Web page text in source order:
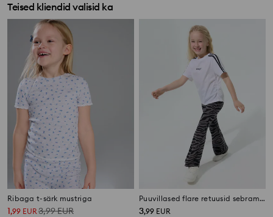
Teised kliendid valisid ka
Ribaga t-särk mustriga
1,99 EUR3,99EUR
Puuvillased flare retuusid sebramustriga
3,99 EUR